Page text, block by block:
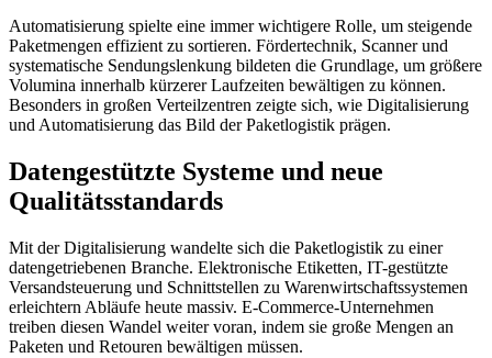
Automatisierung spielte eine immer wichtigere Rolle, um steigende
Paketmengen effizient zu sortieren. Fördertechnik, Scanner und
systematische Sendungslenkung bildeten die Grundlage, um größere
Volumina innerhalb kürzerer Laufzeiten bewältigen zu können.
Besonders in großen Verteilzentren zeigte sich, wie Digitalisierung
und Automatisierung das Bild der Paketlogistik prägen.
Datengestützte Systeme und neue
Qualitätsstandards
Mit der Digitalisierung wandelte sich die Paketlogistik zu einer
datengetriebenen Branche. Elektronische Etiketten, IT-gestützte
Versandsteuerung und Schnittstellen zu Warenwirtschaftssystemen
erleichtern Abläufe heute massiv. E-Commerce-Unternehmen
treiben diesen Wandel weiter voran, indem sie große Mengen an
Paketen und Retouren bewältigen müssen.